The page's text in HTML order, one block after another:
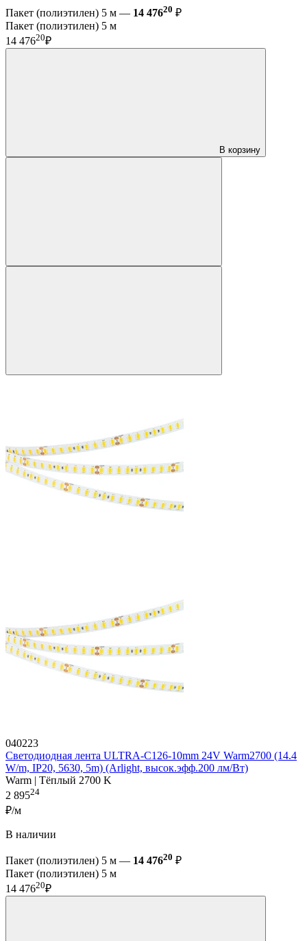
Пакет (полиэтилен) 5 м — 14 47620 ₽
Пакет (полиэтилен) 5 м
14 47620₽
В корзину
040223
Светодиодная лента ULTRA-C126-10mm 24V Warm2700 (14.4
W/m, IP20, 5630, 5m) (Arlight, высок.эфф.200 лм/Вт)
Warm | Тёплый 2700 K
2 89524
₽/м
В наличии
Пакет (полиэтилен) 5 м — 14 47620 ₽
Пакет (полиэтилен) 5 м
14 47620₽